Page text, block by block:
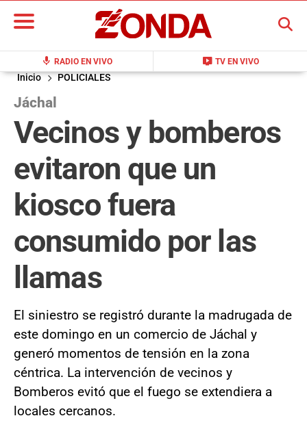
mic RADIO EN VIVO live_tv TV EN VIVO
BUSCAR
Inicio POLICIALES
Jáchal
Vecinos y bomberos
evitaron que un
kiosco fuera
consumido por las
llamas
El siniestro se registró durante la madrugada de
este domingo en un comercio de Jáchal y
generó momentos de tensión en la zona
céntrica. La intervención de vecinos y
Bomberos evitó que el fuego se extendiera a
locales cercanos.